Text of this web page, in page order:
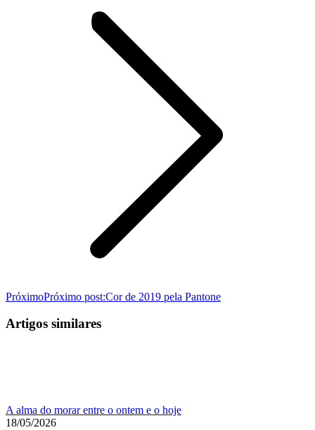
PróximoPróximo post:Cor de 2019 pela Pantone
Artigos similares
A alma do morar entre o ontem e o hoje
18/05/2026